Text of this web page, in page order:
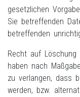
gesetzlichen
Sie betreffenden
betreffenden
Recht auf Löschung
haben nach
zu verlangen, dass
werden, bzw.